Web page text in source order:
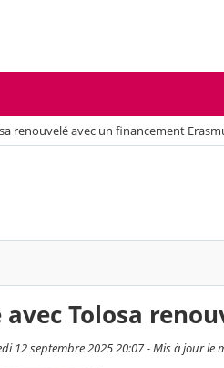
renouvelé avec un financement
avec Tolosa
12 septembre 2025 20:07 - Mis à jour